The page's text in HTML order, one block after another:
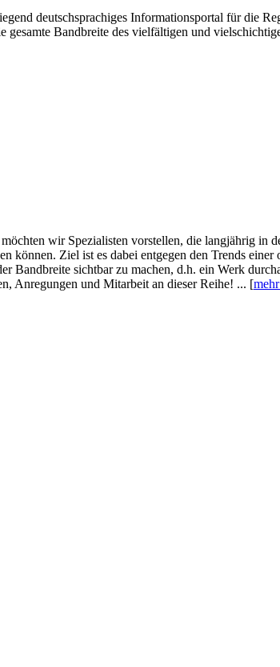
deutschsprachiges Informationsportal für die
Bandbreite des vielfältigen und
wir Spezialisten vorstellen, die langjährig in
Ziel ist es dabei entgegen den Trends
Bandbreite sichtbar zu machen, d.h. ein Werk
Anregungen und Mitarbeit an dieser Reihe! ... [